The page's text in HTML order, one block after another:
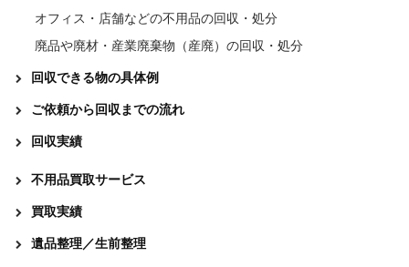
オフィス・店舗などの不用品の回収・処分
廃品や廃材・産業廃棄物（産廃）の回収・処分
回収できる物の具体例
ご依頼から回収までの流れ
回収実績
不用品買取サービス
買取実績
遺品整理／生前整理